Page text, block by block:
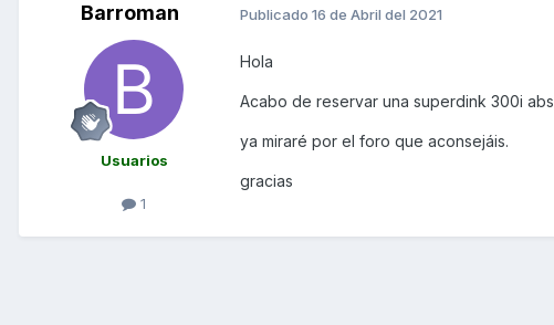
Barroman
Usuarios
1
Publicado 16 de Abril del 2021
Hola
Acabo de reservar una superdink 300i abs
ya miraré por el foro que aconsejáis.
gracias